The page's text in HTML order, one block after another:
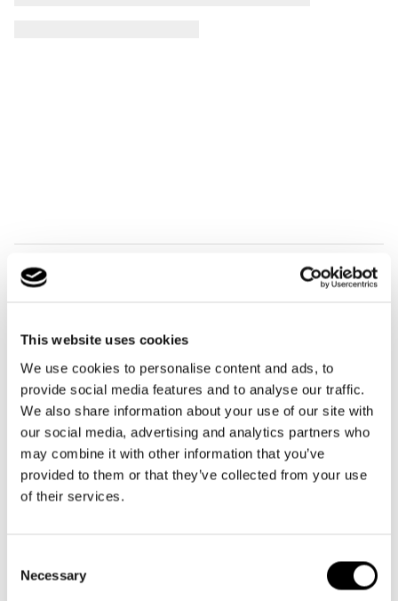
This website uses cookies
We use cookies to personalise content and ads, to
provide social media features and to analyse our traffic.
We also share information about your use of our site with
our social media, advertising and analytics partners who
may combine it with other information that you’ve
provided to them or that they’ve collected from your use
of their services.
Selection
Necessary
Validité : le bon d'achat ne peut être utilisé que dans la
25€, 50€ et 100€, afin qu'il soit parfaitement adapté à tes
Simple à utiliser : le bon est envoyé par e-mail et contient un
code unique que tu peux saisir lors de la commande au moment
du paiement.
Sûr et pratique : la boutique en ligne de Reisenthel offre un